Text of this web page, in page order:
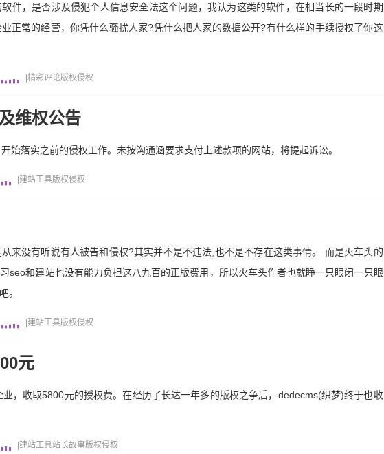
件，是否涉及侵犯个人信息安全法这个问题，我认为这类的软件，在相当长的一段时期
正常的经营，你凭什么骚扰人家?凭什么把人家的数据公开?有什么样的手续授权了你这
精彩评论版权侵权
维权公告
始落实之前的侵权工作。未按沟通涵要求支付上述款项的网站，将提起诉讼。
建站工具版权侵权
来没有听说有人被告和侵权?其实并不是不违法,也不是不存在这类事情。 而是火车头的
seo和建站也没有能力负担这八九百的正版费用，所以火车头作者也就睁一只眼闭一只眼
。
建站工具版权侵权
元
，收取5800元的授权费。在经历了长达一年多的版权之争后，dedecms(织梦)终于也收
建站工具站长故事版权侵权